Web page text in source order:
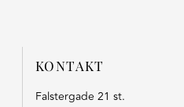
KONTAKT
Falstergade 21 st.